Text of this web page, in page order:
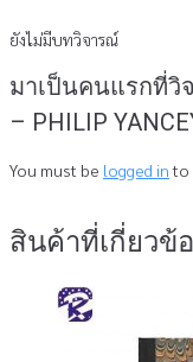
ยังไม่มีบทวิจารณ์
มาเป็นคนแรกที่วิ
– PHILIP
You must be logged into
สินค้าที่เกี่ยวข้